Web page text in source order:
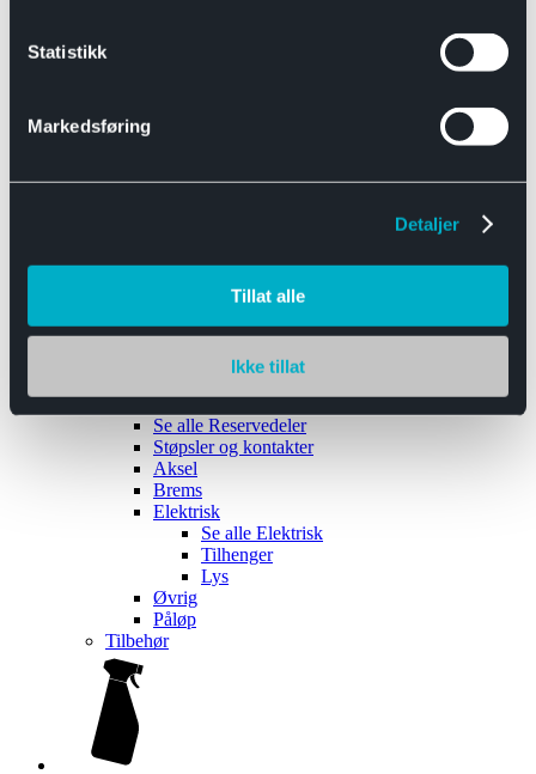
Statistikk
Markedsføring
Detaljer
Tillat alle
Ikke tillat
Båthengere
Reservedeler
Se alle Reservedeler
Støpsler og kontakter
Aksel
Brems
Elektrisk
Se alle Elektrisk
Tilhenger
Lys
Øvrig
Påløp
Tilbehør